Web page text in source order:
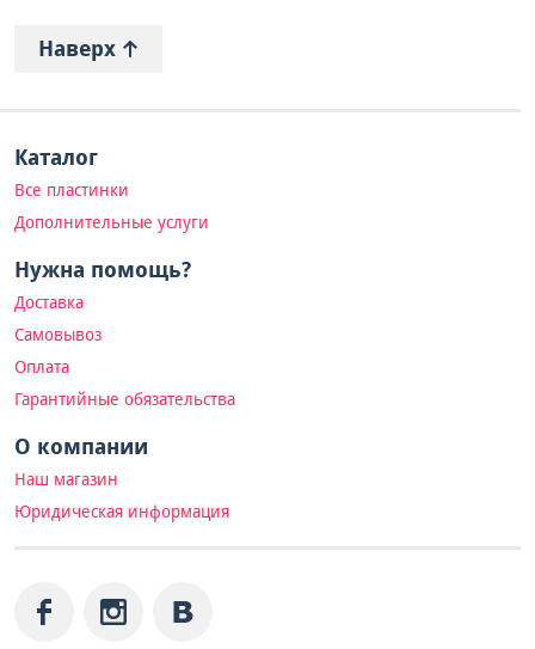
Наверх
Каталог
Все пластинки
Дополнительные услуги
Нужна помощь?
Доставка
Самовывоз
Оплата
Гарантийные обязательства
О компании
Наш магазин
Юридическая информация